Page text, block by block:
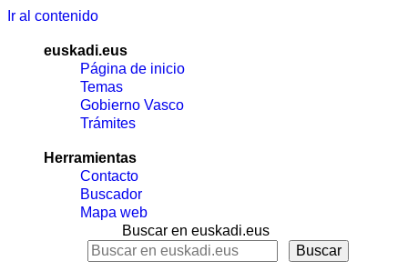
Ir al contenido
euskadi.eus
Página de inicio
Temas
Gobierno Vasco
Trámites
Herramientas
Contacto
Buscador
Mapa web
Buscar en euskadi.eus